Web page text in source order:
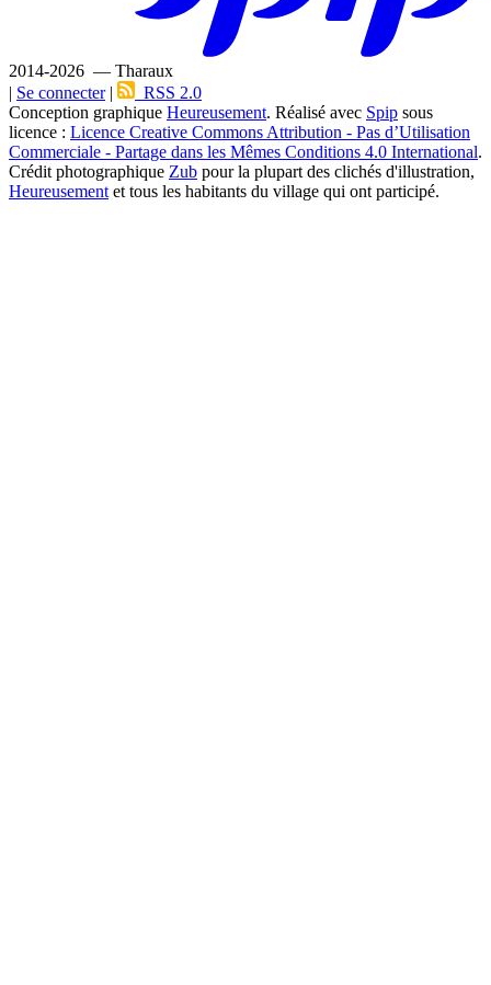
2014-2026 — Tharaux
| Se connecter|
RSS 2.0
Conception graphique Heureusement. Réalisé avec Spip sous
licence : Licence Creative Commons Attribution - Pas d’Utilisation
Commerciale - Partage dans les Mêmes Conditions 4.0 International.
Crédit photographique Zub pour la plupart des clichés d'illustration,
Heureusement et tous les habitants du village qui ont participé.